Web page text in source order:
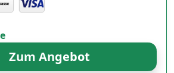
Zum Angebot